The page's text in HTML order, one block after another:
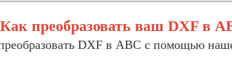
Как преобразовать ваш DXF в
DXF в ABC с помощью